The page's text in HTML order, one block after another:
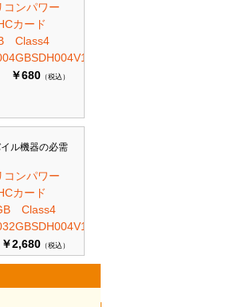
コンパワー
カード
Class4
￥680 （税込）
ル機器の必需
コンパワー
カード
Class4
￥2,680 （税込）